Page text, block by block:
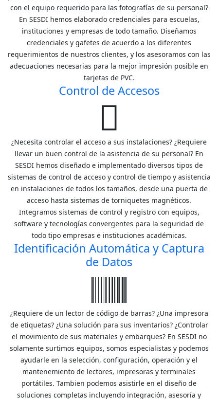
con el equipo requerido para las fotografías de su personal?
En SESDI hemos elaborado credenciales para escuelas,
instituciones y empresas de todo tamaño. Diseñamos
credenciales y gafetes de acuerdo a los diferentes
requerimientos de nuestros clientes, y los asesoramos con las
adecuaciones necesarias para la mejor impresión posible en
tarjetas de PVC.
Control de Accesos
¿Necesita controlar el acceso a sus instalaciones? ¿Requiere
llevar un buen control de la asistencia de su personal? En
SESDI hemos diseñado e implementado diversos tipos de
sistemas de control de acceso y control de tiempo y asistencia
en instalaciones de todos los tamaños, desde una puerta de
acceso hasta sistemas de torniquetes magnéticos.
Integramos sistemas de control y registro con equipos,
software y tecnologías convergentes para la seguridad de
todo tipo empresas e instituciones académicas.
Identificación Automática y Captura
de Datos
¿Requiere de un lector de código de barras? ¿Una impresora
de etiquetas? ¿Una solución para sus inventarios? ¿Controlar
el movimiento de sus materiales y embarques? En SESDI no
solamente surtimos equipos, somos especialistas y podemos
ayudarle en la selección, configuración, operación y el
mantenemiento de lectores, impresoras y terminales
portátiles. Tambien podemos asistirle en el diseño de
soluciones completas incluyendo integración, asesoría y